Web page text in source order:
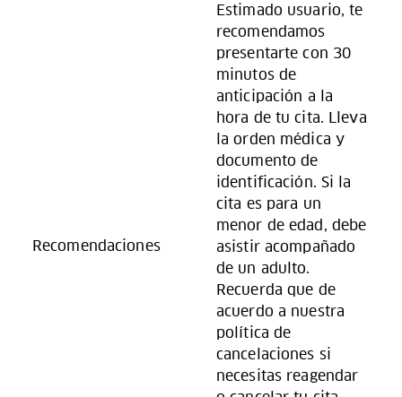
Recomendaciones
Estimado usuario, te
recomendamos
presentarte con 30
minutos de
anticipación a la
hora de tu cita. Lleva
la orden médica y
documento de
identificación. Si la
cita es para un
menor de edad, debe
asistir acompañado
de un adulto.
Recuerda que de
acuerdo a nuestra
política de
cancelaciones si
necesitas reagendar